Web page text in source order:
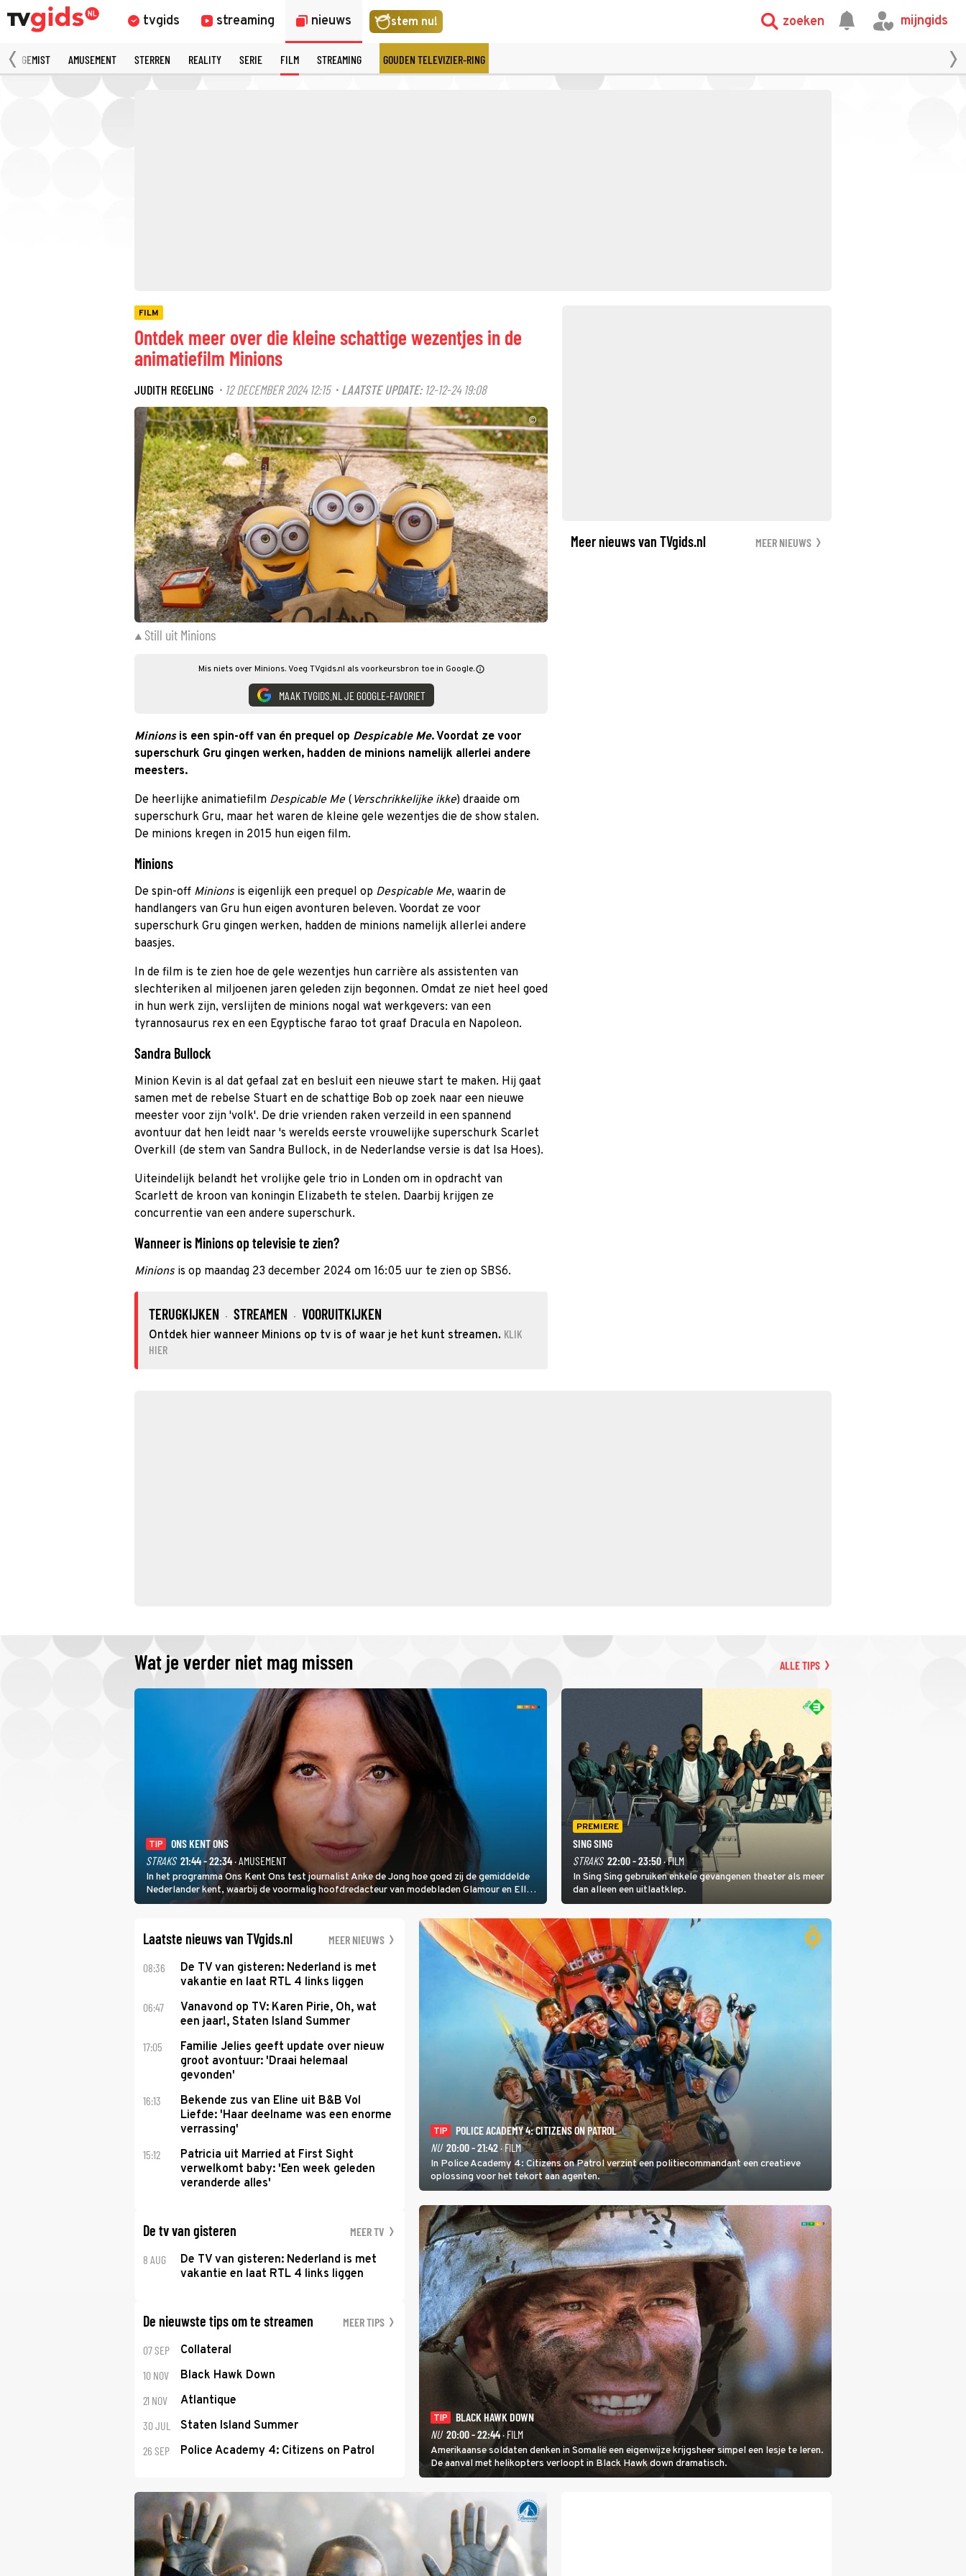
tvgids streaming nieuws stem nu! zoeken mijngids
GEMIST AMUSEMENT STERREN REALITY SERIE FILM STREAMING GOUDEN TELEVIZIER-RING
FILM
Ontdek meer over die kleine schattige wezentjes in de
animatiefilm Minions
JUDITH REGELING · 12 DECEMBER 2024 12:15· LAATSTE UPDATE: 12-12-24 19:08
©
Still uit Minions
Mis niets over Minions. Voeg TVgids.nl als voorkeursbron toe in Google.
MAAK TVGIDS.NL JE GOOGLE-FAVORIET
Minionsis een spin-off van én prequel op Despicable Me. Voordat ze voor
superschurk Gru gingen werken, hadden de minions namelijk allerlei andere
meesters.
De heerlijke animatiefilm Despicable Me( Verschrikkelijke ikke) draaide om
superschurk Gru, maar het waren de kleine gele wezentjes die de show stalen.
De minions kregen in 2015 hun eigen film.
Minions
De spin-off Minions is eigenlijk een prequel op Despicable Me, waarin de
handlangers van Gru hun eigen avonturen beleven. Voordat ze voor
superschurk Gru gingen werken, hadden de minions namelijk allerlei andere
baasjes.
In de film is te zien hoe de gele wezentjes hun carrière als assistenten van
slechteriken al miljoenen jaren geleden zijn begonnen. Omdat ze niet heel goed
in hun werk zijn, verslijten de minions nogal wat werkgevers: van een
tyrannosaurus rex en een Egyptische farao tot graaf Dracula en Napoleon.
Sandra Bullock
Minion Kevin is al dat gefaal zat en besluit een nieuwe start te maken. Hij gaat
samen met de rebelse Stuart en de schattige Bob op zoek naar een nieuwe
meester voor zijn 'volk'. De drie vrienden raken verzeild in een spannend
avontuur dat hen leidt naar 's werelds eerste vrouwelijke superschurk Scarlet
Overkill (de stem van Sandra Bullock, in de Nederlandse versie is dat Isa Hoes).
Uiteindelijk belandt het vrolijke gele trio in Londen om in opdracht van
Scarlett de kroon van koningin Elizabeth te stelen. Daarbij krijgen ze
concurrentie van een andere superschurk.
Wanneer is Minions op televisie te zien?
Minions is op maandag 23 december 2024 om 16:05 uur te zien op SBS6.
TERUGKIJKEN · STREAMEN · VOORUITKIJKEN
Ontdek hier wanneer Minions op tv is of waar je het kunt streamen. KLIK
HIER
Meer nieuws van TVgids.nl MEER NIEUWS
Wat je verder niet mag missen ALLE TIPS
TIP
ONS KENT ONS
STRAKS 21:44 - 22:34· AMUSEMENT
In het programma Ons Kent Ons test journalist Anke de Jong hoe goed zij de gemiddelde
Nederlander kent, waarbij de voormalig hoofdredacteur van modebladen Glamour en Elle
het samen met rapper Keizer opneemt tegen Edson da Graça en Marc-Marie Huijbregts.
PREMIERE
SING SING
STRAKS 22:00 - 23:50· FILM
In Sing Sing gebruiken enkele gevangenen theater als meer
dan alleen een uitlaatklep.
Laatste nieuws van TVgids.nl MEER NIEUWS
08:36
De TV van gisteren: Nederland is met
vakantie en laat RTL 4 links liggen
06:47
Vanavond op TV: Karen Pirie, Oh, wat
een jaar!, Staten Island Summer
17:05
Familie Jelies geeft update over nieuw
groot avontuur: 'Draai helemaal
gevonden'
16:13
Bekende zus van Eline uit B&B Vol
Liefde: 'Haar deelname was een enorme
verrassing'
15:12
Patricia uit Married at First Sight
verwelkomt baby: 'Een week geleden
veranderde alles'
De tv van gisteren MEER TV
8 AUG
De TV van gisteren: Nederland is met
vakantie en laat RTL 4 links liggen
De nieuwste tips om te streamen MEER TIPS
07 SEP Collateral
10 NOV Black Hawk Down
21 NOV Atlantique
30 JUL Staten Island Summer
26 SEP Police Academy 4: Citizens on Patrol
TIP
POLICE ACADEMY 4: CITIZENS ON PATROL
NU 20:00 - 21:42· FILM
In Police Academy 4: Citizens on Patrol verzint een politiecommandant een creatieve
oplossing voor het tekort aan agenten.
TIP
BLACK HAWK DOWN
NU 20:00 - 22:44· FILM
Amerikaanse soldaten denken in Somalië een eigenwijze krijgsheer simpel een lesje te leren.
De aanval met helikopters verloopt in Black Hawk down dramatisch.